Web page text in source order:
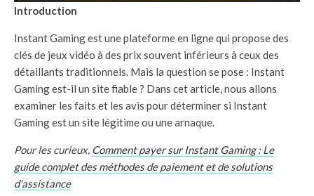
Introduction
Instant Gaming est une plateforme en ligne qui propose des
clés de jeux vidéo à des prix souvent inférieurs à ceux des
détaillants traditionnels. Mais la question se pose : Instant
Gaming est-il un site fiable ? Dans cet article, nous allons
examiner les faits et les avis pour déterminer si Instant
Gaming est un site légitime ou une arnaque.
Pour les curieux, Comment payer sur Instant Gaming : Le
guide complet des méthodes de paiement et de solutions
d’assistance